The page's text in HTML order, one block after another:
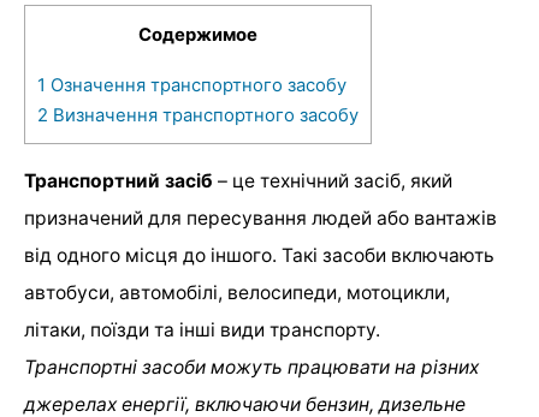
Содержимое
1 Означення транспортного засобу
2 Визначення транспортного засобу
Транспортний засіб – це технічний засіб, який
призначений для пересування людей або вантажів
від одного місця до іншого. Такі засоби включають
автобуси, автомобілі, велосипеди, мотоцикли,
літаки, поїзди та інші види транспорту.
Транспортні засоби можуть працювати на різних
джерелах енергії, включаючи бензин, дизельне